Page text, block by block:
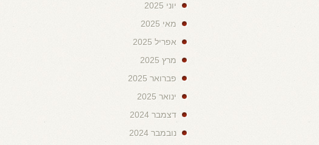
יוני 2025
מאי 2025
אפריל 2025
מרץ 2025
פברואר 2025
ינואר 2025
דצמבר 2024
נובמבר 2024